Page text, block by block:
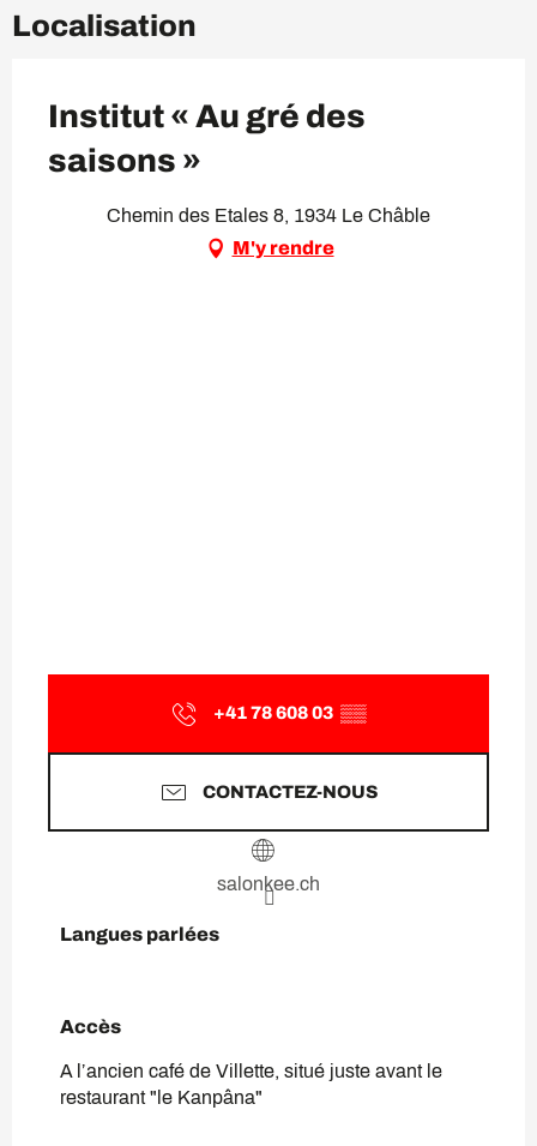
Localisation
Institut « Au gré des
saisons »
Chemin des Etales 8, 1934 Le Châble
M'y rendre
+41 78 608 03 ▒▒
CONTACTEZ-NOUS
salonkee.ch
Langues parlées
Langues parlées
Accès
Accès
A l’ancien café de Villette, situé juste avant le
restaurant "le Kanpâna"